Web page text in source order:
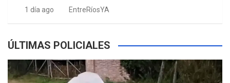
1 día ago EntreRíosYA
ÚLTIMAS POLICIALES